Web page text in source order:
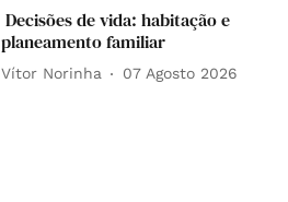
Decisões de vida: habitação e
planeamento familiar
Vítor Norinha 07 Agosto 2026